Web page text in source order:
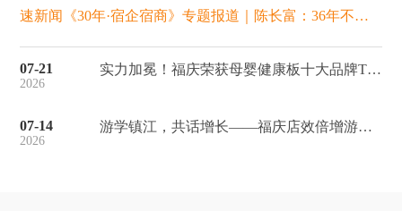
速新闻《30年·宿企宿商》专题报道｜陈长富：36年不追风口，只信“品质”这一条路
07-21
2026
实力加冕！福庆荣获母婴健康板十大品牌TOP1
07-14
2026
游学镇江，共话增长——福庆店效倍增游学会·镇江站圆满举行！